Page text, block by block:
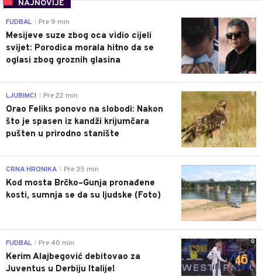
NAJNOVIJE
0
FUDBAL Pre 9 min
Mesijeve suze zbog oca vidio cijeli
svijet: Porodica morala hitno da se
oglasi zbog groznih glasina
0
LJUBIMCI Pre 22 min
Orao Feliks ponovo na slobodi: Nakon
što je spasen iz kandži krijumčara
pušten u prirodno stanište
0
CRNA HRONIKA Pre 35 min
Kod mosta Brčko–Gunja pronađene
kosti, sumnja se da su ljudske (Foto)
0
FUDBAL Pre 40 min
Kerim Alajbegović debitovao za
Juventus u Derbiju Italije!